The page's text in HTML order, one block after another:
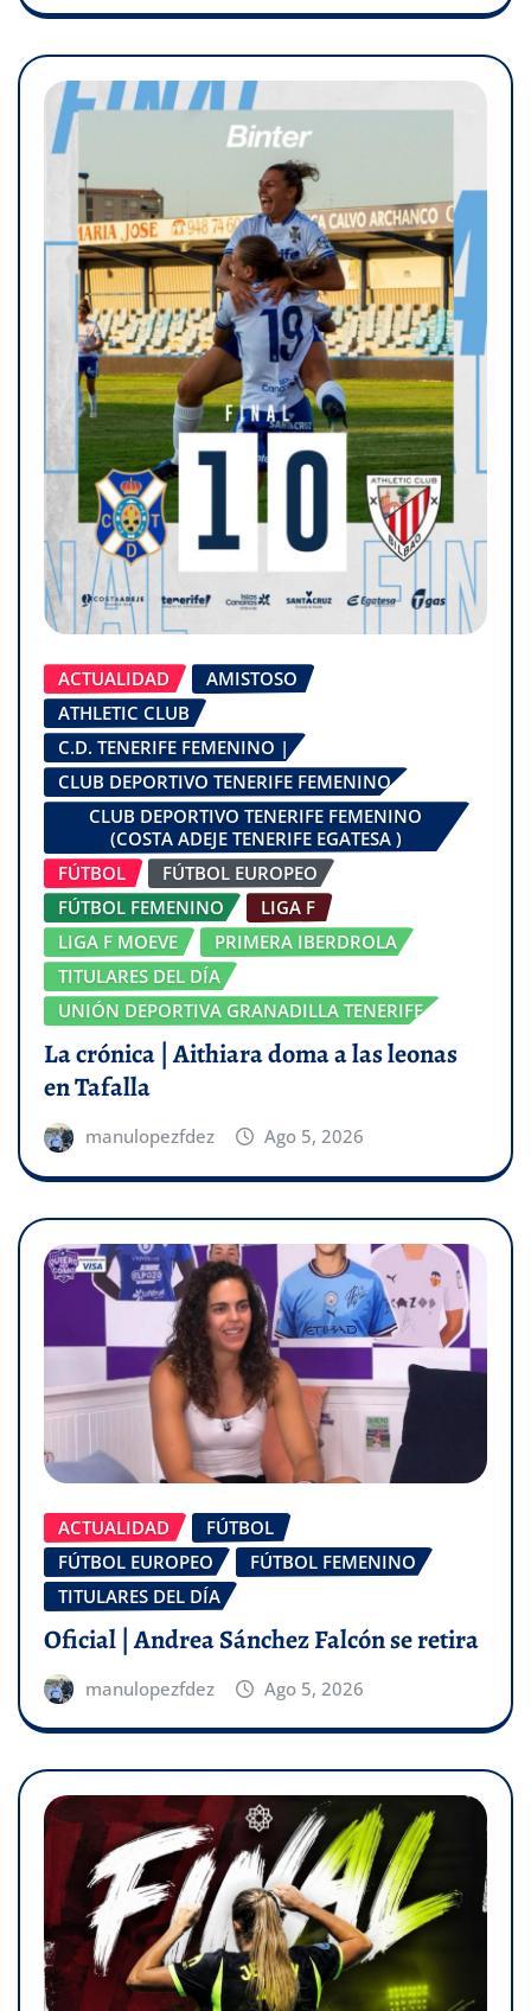
ACTUALIDAD
AMISTOSO
ATHLETIC CLUB
C.D. TENERIFE FEMENINO |
CLUB DEPORTIVO TENERIFE FEMENINO
CLUB DEPORTIVO TENERIFE FEMENINO
(COSTA ADEJE TENERIFE EGATESA )
FÚTBOL
FÚTBOL EUROPEO
FÚTBOL FEMENINO
LIGA F
LIGA F MOEVE
PRIMERA IBERDROLA
TITULARES DEL DÍA
UNIÓN DEPORTIVA GRANADILLA TENERIFE
La crónica | Aithiara doma a las leonas
en Tafalla
manulopezfdez Ago 5, 2026
ACTUALIDAD
FÚTBOL
FÚTBOL EUROPEO
FÚTBOL FEMENINO
TITULARES DEL DÍA
Oficial | Andrea Sánchez Falcón se retira
manulopezfdez Ago 5, 2026